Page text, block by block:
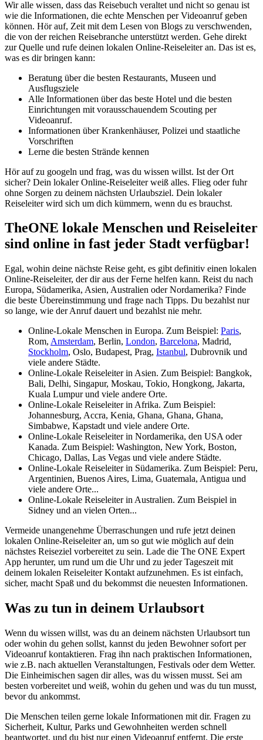
Wir alle wissen, dass das Reisebuch veraltet und nicht so genau ist
wie die Informationen, die echte Menschen per Videoanruf geben
können. Hör auf, Zeit mit dem Lesen von Blogs zu verschwenden,
die von der reichen Reisebranche unterstützt werden. Gehe direkt
zur Quelle und rufe deinen lokalen Online-Reiseleiter an. Das ist es,
was es dir bringen kann:
Beratung über die besten Restaurants, Museen und
Ausflugsziele
Alle Informationen über das beste Hotel und die besten
Einrichtungen mit vorausschauendem Scouting per
Videoanruf.
Informationen über Krankenhäuser, Polizei und staatliche
Vorschriften
Lerne die besten Strände kennen
Hör auf zu googeln und frag, was du wissen willst. Ist der Ort
sicher? Dein lokaler Online-Reiseleiter weiß alles. Flieg oder fuhr
ohne Sorgen zu deinem nächsten Urlaubsziel. Dein lokaler
Reiseleiter wird sich um dich kümmern, wenn du es brauchst.
TheONE lokale Menschen und Reiseleiter
sind online in fast jeder Stadt verfügbar!
Egal, wohin deine nächste Reise geht, es gibt definitiv einen lokalen
Online-Reiseleiter, der dir aus der Ferne helfen kann. Reist du nach
Europa, Südamerika, Asien, Australien oder Nordamerika? Finde
die beste Übereinstimmung und frage nach Tipps. Du bezahlst nur
so lange, wie der Anruf dauert und bezahlst nie mehr.
Online-Lokale Menschen in Europa. Zum Beispiel: Paris,
Rom, Amsterdam, Berlin, London, Barcelona, Madrid,
Stockholm, Oslo, Budapest, Prag, Istanbul, Dubrovnik und
viele andere Städte.
Online-Lokale Reiseleiter in Asien. Zum Beispiel: Bangkok,
Bali, Delhi, Singapur, Moskau, Tokio, Hongkong, Jakarta,
Kuala Lumpur und viele andere Orte.
Online-Lokale Reiseleiter in Afrika. Zum Beispiel:
Johannesburg, Accra, Kenia, Ghana, Ghana, Ghana,
Simbabwe, Kapstadt und viele andere Orte.
Online-Lokale Reiseleiter in Nordamerika, den USA oder
Kanada. Zum Beispiel: Washington, New York, Boston,
Chicago, Dallas, Las Vegas und viele andere Städte.
Online-Lokale Reiseleiter in Südamerika. Zum Beispiel: Peru,
Argentinien, Buenos Aires, Lima, Guatemala, Antigua und
viele andere Orte...
Online-Lokale Reiseleiter in Australien. Zum Beispiel in
Sidney und an vielen Orten...
Vermeide unangenehme Überraschungen und rufe jetzt deinen
lokalen Online-Reiseleiter an, um so gut wie möglich auf dein
nächstes Reiseziel vorbereitet zu sein. Lade die The ONE Expert
App herunter, um rund um die Uhr und zu jeder Tageszeit mit
deinem lokalen Reiseleiter Kontakt aufzunehmen. Es ist einfach,
sicher, macht Spaß und du bekommst die neuesten Informationen.
Was zu tun in deinem Urlaubsort
Wenn du wissen willst, was du an deinem nächsten Urlaubsort tun
oder wohin du gehen sollst, kannst du jeden Bewohner sofort per
Videoanruf kontaktieren. Frag ihn nach praktischen Informationen,
wie z.B. nach aktuellen Veranstaltungen, Festivals oder dem Wetter.
Die Einheimischen sagen dir alles, was du wissen musst. Sei am
besten vorbereitet und weiß, wohin du gehen und was du tun musst,
bevor du ankommst.
Die Menschen teilen gerne lokale Informationen mit dir. Fragen zu
Sicherheit, Kultur, Parks und Gewohnheiten werden schnell
beantwortet, und du bist nur einen Videoanruf entfernt. Die erste